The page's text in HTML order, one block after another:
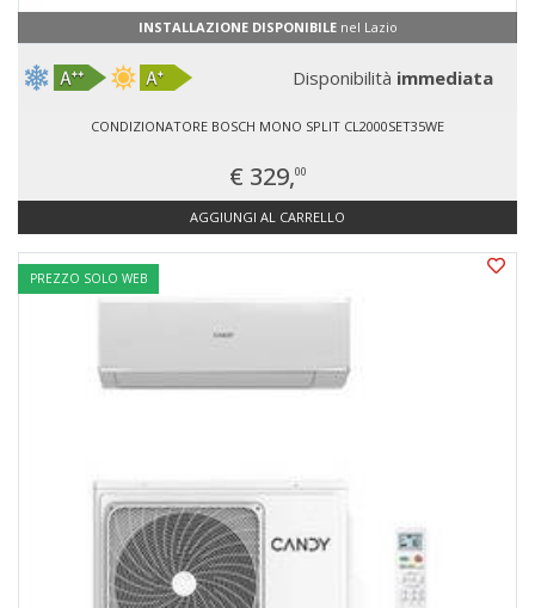
INSTALLAZIONE DISPONIBILEnel Lazio
Disponibilità immediata
CONDIZIONATORE BOSCH MONO SPLIT CL2000SET35WE
€ 329,00
AGGIUNGI AL CARRELLO
PREZZO SOLO WEB